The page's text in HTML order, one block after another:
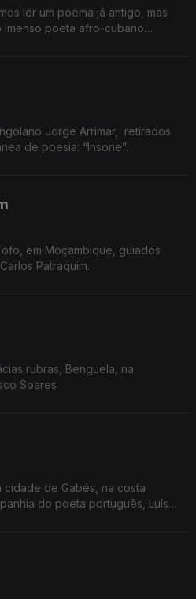
ler um poema já antigo, mas
imenso poeta afro-cubano
Jorge Arrimar, retirados
de poesia: “Insone”.
em Moçambique, guiados
Patraquim.
rubras, Benguela, na
Soares
cidade de Gabés, na costa
do poeta português, Luís